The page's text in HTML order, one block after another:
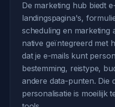
De marketing hub biedt
landingspagina's,
scheduling en marketing
native geïntegreerd met
dat je e-mails kunt
bestemming, reistype,
andere data-punten. Die
personalisatie is moeilijk